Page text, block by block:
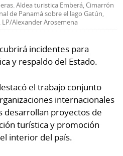
Aldea turistica Emberá, Cimarrón
de Panamá sobre el lago Gatún,
Alexander Arosemena
incidentes para
y respaldo del Estado.
el trabajo conjunto
internacionales
desarrollan proyectos de
turística y promoción
interior del país.